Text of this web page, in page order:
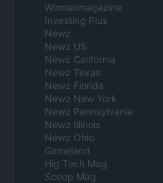
Womanmagazine
Investing Plus
Newz
Newz US
Newz California
Newz Texas
Newz Florida
Newz New York
Newz Pennsylvania
Newz Illinois
Newz Ohio
Gameland
Hig Tech Mag
Scoop Mag